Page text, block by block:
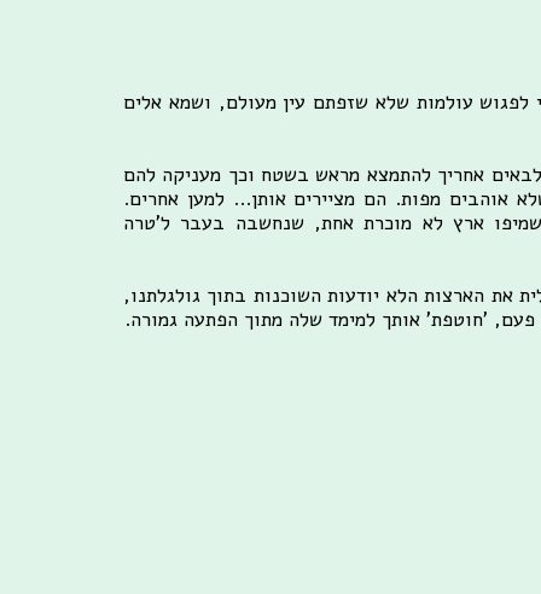
עולמות שלא שזפתם עין מעולם, ושמא אלים
אחריך להתמצא מראש בשטח וכך מעניקה להם
אוהבים מפות. הם מציירים אותן... למען אחרים.
ארץ לא מוכרת אחת, שנחשבה בעבר ל'טרה
את הארצות הלא יודעות השוכנות בתוך גולגלתנו,
'חוטפת' אותך למימד שלה מתוך הפתעה גמורה.